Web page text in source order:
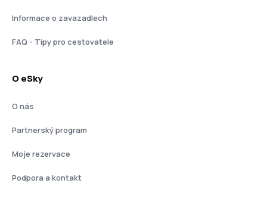
Informace o zavazadlech
FAQ - Tipy pro cestovatele
O eSky
O nás
Partnerský program
Moje rezervace
Podpora a kontakt